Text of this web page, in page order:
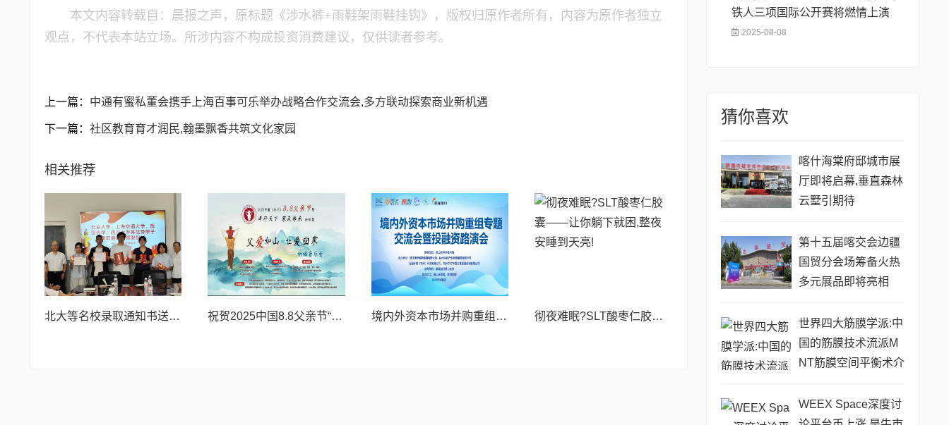
本文内容转载自：晨报之声，原标题《涉水裤+雨鞋架雨鞋挂钩》，版权归原作者所有，内容为原作者独立
观点，不代表本站立场。所涉内容不构成投资消费建议，仅供读者参考。
上一篇： 中通有蜜私董会携手上海百事可乐举办战略合作交流会,多方联动探索商业新机遇
下一篇： 社区教育育才润民,翰墨飘香共筑文化家园
相关推荐
北大等名校录取通知书送达仪式在喀什市特区实验学校暖心举行 祝贺2025中国8.8父亲节“孝行天下家风传承”论坛暨祈福音乐会圆满成功 境内外资本市场并购重组专题交流会暨投融资路演会 深度解析驱动企业资本战略升级 彻夜难眠?SLT酸枣仁胶囊——让你躺下就困,整夜安睡到天亮!
铁人三项国际公开赛将燃情上演
2025-08-08
猜你喜欢
喀什海棠府邸城市展
厅即将启幕,垂直森林
云墅引期待
第十五届喀交会边疆
国贸分会场筹备火热
多元展品即将亮相
世界四大筋膜学派:中
国的筋膜技术流派M
NT筋膜空间平衡术介
WEEX Space深度讨